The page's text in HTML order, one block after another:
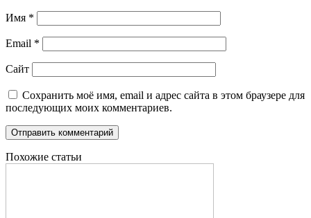
Имя *
Email *
Сайт
Сохранить моё имя, email и адрес сайта в этом браузере для
последующих моих комментариев.
Похожие статьи